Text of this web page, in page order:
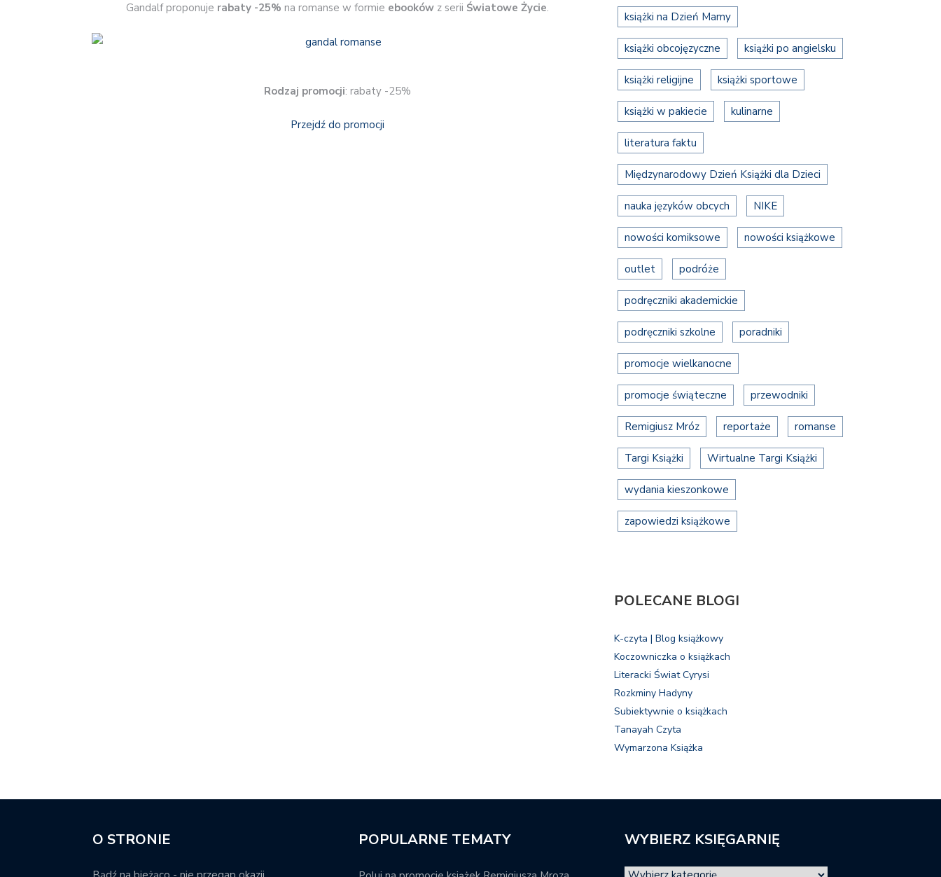
Gandalf proponuje rabaty -25% na romanse w formie ebooków z serii Światowe Życie.
Rodzaj promocji: rabaty -25%
Przejdź do promocji
książki na Dzień Mamy
książki obcojęzyczne książki po angielsku
książki religijne książki sportowe
książki w pakiecie kulinarne
literatura faktu
Międzynarodowy Dzień Książki dla Dzieci
nauka języków obcych NIKE
nowości komiksowe nowości książkowe
outlet podróże
podręczniki akademickie
podręczniki szkolne poradniki
promocje wielkanocne
promocje świąteczne przewodniki
Remigiusz Mróz reportaże romanse
Targi Książki Wirtualne Targi Książki
wydania kieszonkowe
zapowiedzi książkowe
POLECANE BLOGI
K-czyta | Blog książkowy
Koczowniczka o książkach
Literacki Świat Cyrysi
Rozkminy Hadyny
Subiektywnie o książkach
Tanayah Czyta
Wymarzona Książka
O STRONIE POPULARNE TEMATY WYBIERZ KSIĘGARNIĘ